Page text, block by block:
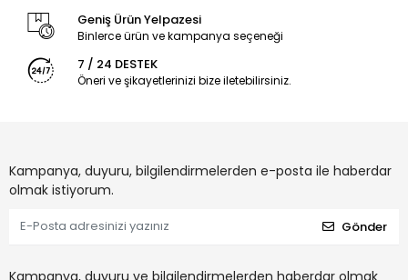
Geniş Ürün Yelpazesi
Binlerce ürün ve kampanya seçeneği
7 / 24 DESTEK
Öneri ve şikayetlerinizi bize iletebilirsiniz.
Kampanya, duyuru, bilgilendirmelerden e-posta ile haberdar
olmak istiyorum.
Gönder
Kampanya, duyuru ve bilgilendirmelerden haberdar olmak